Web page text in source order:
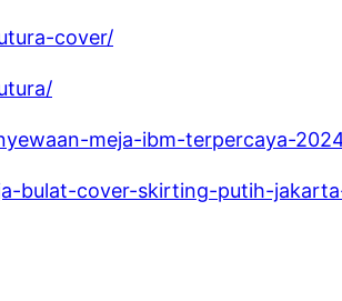
cover/
meja-ibm-terpercaya-
bulat-cover-skirting-putih-